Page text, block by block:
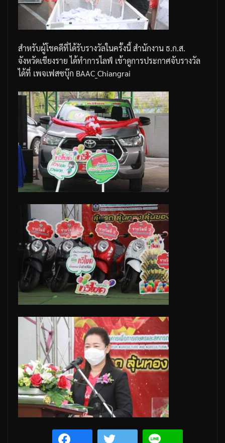
สำหรับผู้โชคดีที่ได้รับรางวัลในครั้งนี้สำนักงานธ.ก.ส.
จังหวัดเชียงราย ได้ทำการไลฟ์ เข้าดูการประกาศจับรางวัล
ได้ที่ เพจเฟสซบุ๊ก BAAC_Chiangrai